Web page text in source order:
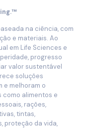
na ciência, com
e materiais. Ao
em Life Sciences e
progresso
valor sustentável
soluções
e melhoram o
como alimentos e
rações,
tintas,
proteção da vida,